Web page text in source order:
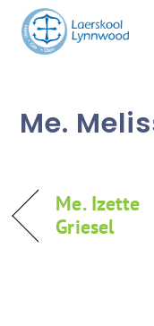
content
Me.
Me. Izette
Griesel